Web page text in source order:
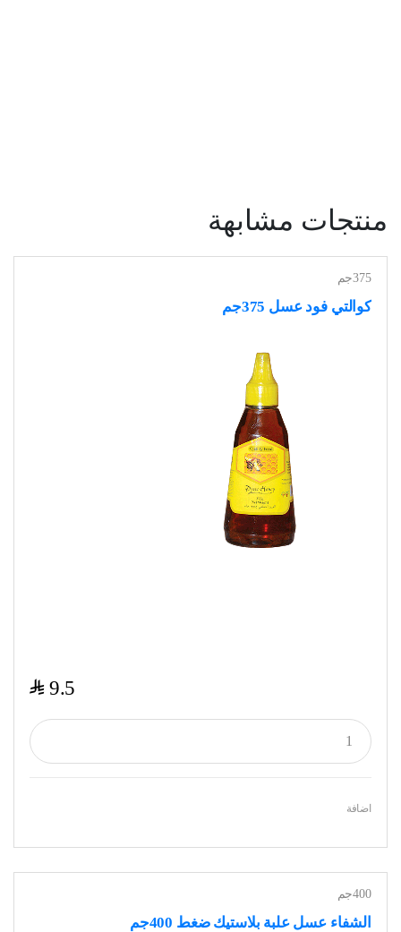
منتجات مشابهة
375جم
كوالتي فود عسل 375جم
9.5
$
اضافة
400جم
الشفاء عسل علبة بلاستيك ضغط 400جم